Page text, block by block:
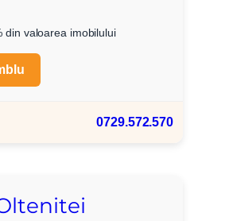
din valoarea imobilului
0729.572.570